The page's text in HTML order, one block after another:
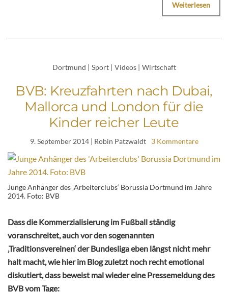
Weiterlesen
Dortmund | Sport | Videos | Wirtschaft
BVB: Kreuzfahrten nach Dubai,
Mallorca und London für die
Kinder reicher Leute
9. September 2014| Robin Patzwaldt 3 Kommentare
Junge Anhänger des ‚Arbeiterclubs‘ Borussia Dortmund im Jahre
2014. Foto: BVB
Dass die Kommerzialisierung im Fußball ständig
voranschreitet, auch vor den sogenannten
‚Traditionsvereinen‘ der Bundesliga eben längst nicht mehr
halt macht, wie hier im Blog zuletzt noch recht emotional
diskutiert, dass beweist mal wieder eine Pressemeldung des
BVB vom Tage: